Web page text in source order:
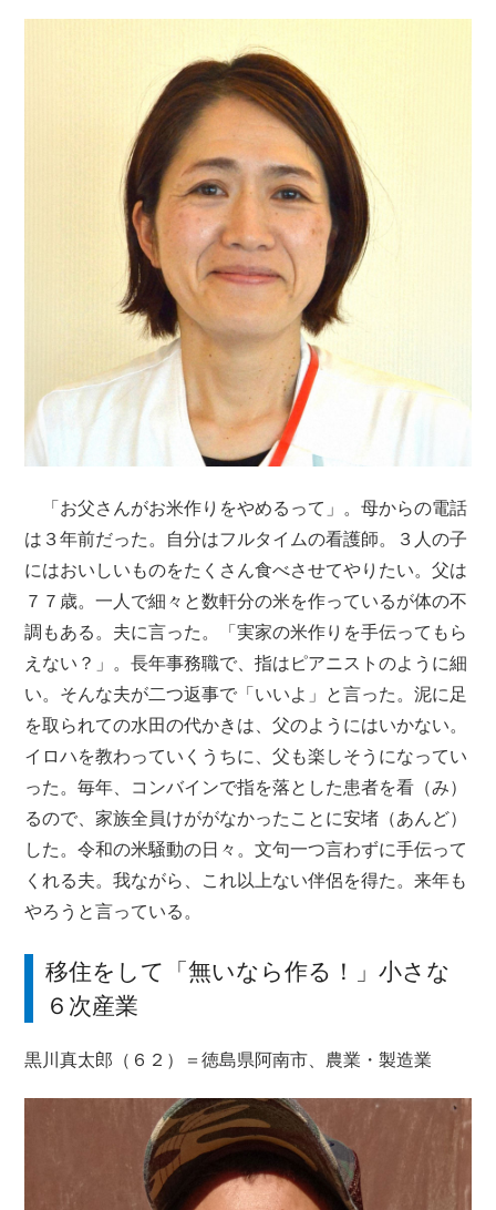
「お父さんがお米作りをやめるって」。母からの電話
は３年前だった。自分はフルタイムの看護師。３人の子
にはおいしいものをたくさん食べさせてやりたい。父は
７７歳。一人で細々と数軒分の米を作っているが体の不
調もある。夫に言った。「実家の米作りを手伝ってもら
えない？」。長年事務職で、指はピアニストのように細
い。そんな夫が二つ返事で「いいよ」と言った。泥に足
を取られての水田の代かきは、父のようにはいかない。
イロハを教わっていくうちに、父も楽しそうになってい
った。毎年、コンバインで指を落とした患者を看（み）
るので、家族全員けががなかったことに安堵（あんど）
した。令和の米騒動の日々。文句一つ言わずに手伝って
くれる夫。我ながら、これ以上ない伴侶を得た。来年も
やろうと言っている。
移住をして「無いなら作る！」小さな
６次産業
黒川真太郎（６２）＝徳島県阿南市、農業・製造業